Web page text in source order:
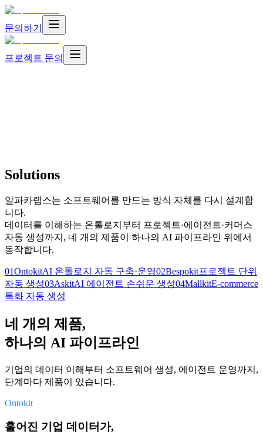
문의하기
프로젝트 문의
Solutions
알파카랩스는 소프트웨어를 만드는 방식 자체를 다시 설계합
니다.
데이터를 이해하는 온톨로지부터 프로젝트·에이전트·커머스
자동 생성까지, 네 개의 제품이 하나의 AI 파이프라인 위에서
동작합니다.
01OntokitAI 온톨로지 자동 구축·운영02Bespokit프로젝트 단위
자동 생성03AskitAI 에이전트 손쉬운 생성04MallkitE-commerce
특화 자동 생성
네 개의 제품,
하나의 AI 파이프라인
기업의 데이터 이해부터 소프트웨어 생성, 에이전트 운영까지,
단계마다 제품이 있습니다.
Ontokit
흩어진 기업 데이터가,